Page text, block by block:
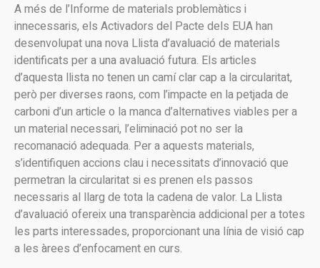
A més de l’Informe de materials problemàtics i
innecessaris, els Activadors del Pacte dels EUA han
desenvolupat una nova Llista d’avaluació de materials
identificats per a una avaluació futura. Els articles
d’aquesta llista no tenen un camí clar cap a la circularitat,
però per diverses raons, com l’impacte en la petjada de
carboni d’un article o la manca d’alternatives viables per a
un material necessari, l’eliminació pot no ser la
recomanació adequada. Per a aquests materials,
s’identifiquen accions clau i necessitats d’innovació que
permetran la circularitat si es prenen els passos
necessaris al llarg de tota la cadena de valor. La Llista
d’avaluació ofereix una transparència addicional per a totes
les parts interessades, proporcionant una línia de visió cap
a les àrees d’enfocament en curs.